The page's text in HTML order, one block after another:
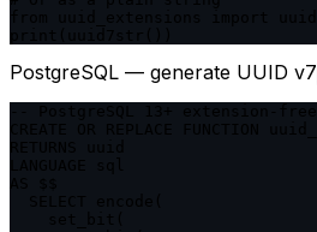
PostgreSQL — generate UUID v7